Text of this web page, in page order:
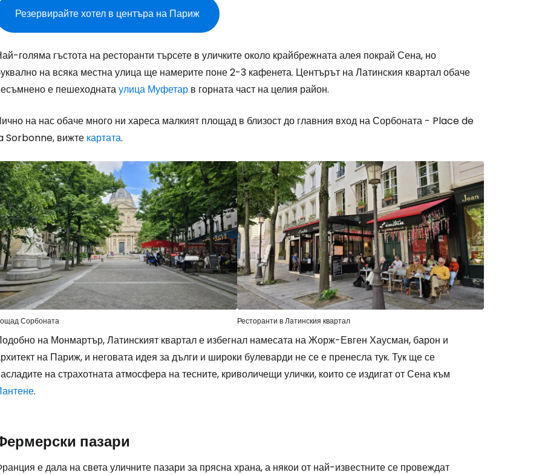
Резервирайте хотел в центъра на Париж
голяма гъстота на ресторанти търсете в уличките около крайбрежната алея покрай Сена, но
на всяка местна улица ще намерите поне 2-3 кафенета. Центърът на Латинския квартал обаче
е пешеходнатаулица Муфетар в горната част на целия район.
на нас обаче много ни хареса малкият площад в близост до главния вход на Сорбоната - Place de
Sorbonne, вижте картата.
Сорбоната Ресторанти в Латинския квартал
на Монмартър, Латинският квартал е избегнал намесата на Жорж-Евген Хаусман, барон и
на Париж, и неговата идея за дълги и широки булеварди не се е пренесла тук. Тук ще се
на страхотната атмосфера на тесните, криволичещи улички, които се издигат от Сена към
.
пазари
е дала на света уличните пазари за прясна храна, а някои от най-известните се провеждат
Влезте в Cestee
... световната общност на туристите